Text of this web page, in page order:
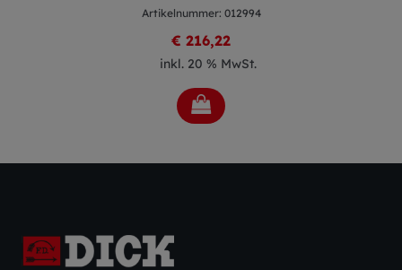
Artikelnummer: 012994
€ 216,22
inkl. 20 % MwSt.